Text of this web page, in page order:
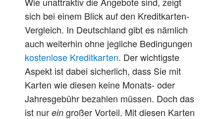
sich bei einem Blick auf den Kreditkarten-
Vergleich. In Deutschland gibt es nämlich
auch weiterhin ohne jegliche Bedingungen
kostenlose Kreditkarten. Der wichtigste
Aspekt istdabei sicherlich, dass Sie mit
Karten wie diesen keine Monats- oder
Jahresgebühr bezahlen müssen. Doch das
ist nur ein großer Vorteil. Mit diesen Karten